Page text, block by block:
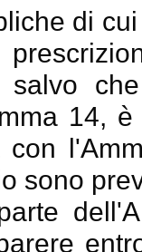
di
salvo
14,
con
sono